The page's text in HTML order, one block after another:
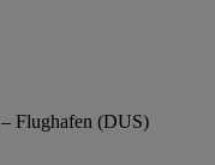
Flughafen (DUS)